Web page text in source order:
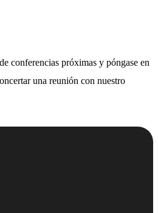
conferencias próximas y póngase en
una reunión con nuestro